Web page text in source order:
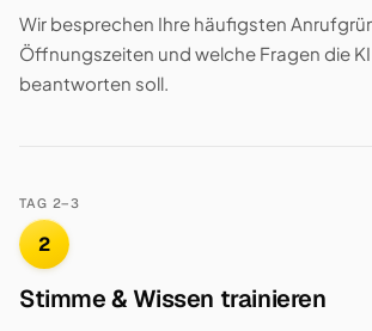
Wir besprechen Ihre häufigsten
Öffnungszeiten und welche Fragen die
beantworten soll.
TAG 2–3
2
Stimme & Wissen trainieren